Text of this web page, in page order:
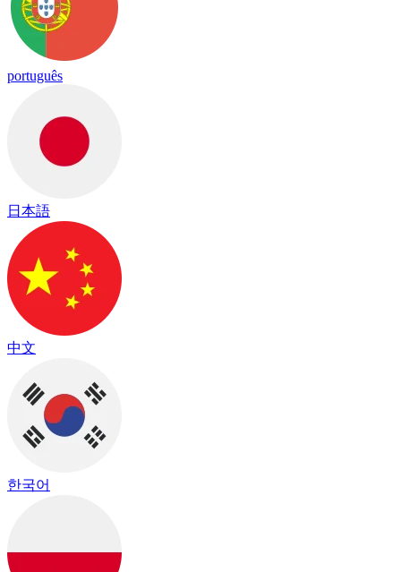
português
日本語
中文
한국어